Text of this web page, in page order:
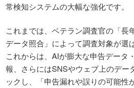
常検知システムの大幅な強化です。
これまでは、ベテラン調査官の「長
データ照合」によって調査対象が選
これからは、AIが膨大な申告データ
報、さらにはSNSやウェブ上のデー
ックし、「申告漏れや誤りの可能性